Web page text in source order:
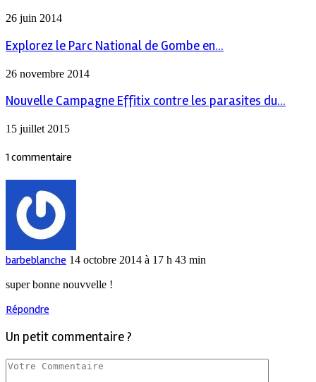
26 juin 2014
Explorez le Parc National de Gombe en...
26 novembre 2014
Nouvelle Campagne Effitix contre les parasites du...
15 juillet 2015
1 commentaire
barbeblanche 14 octobre 2014 à 17 h 43 min
super bonne nouvvelle !
Répondre
Un petit commentaire ?